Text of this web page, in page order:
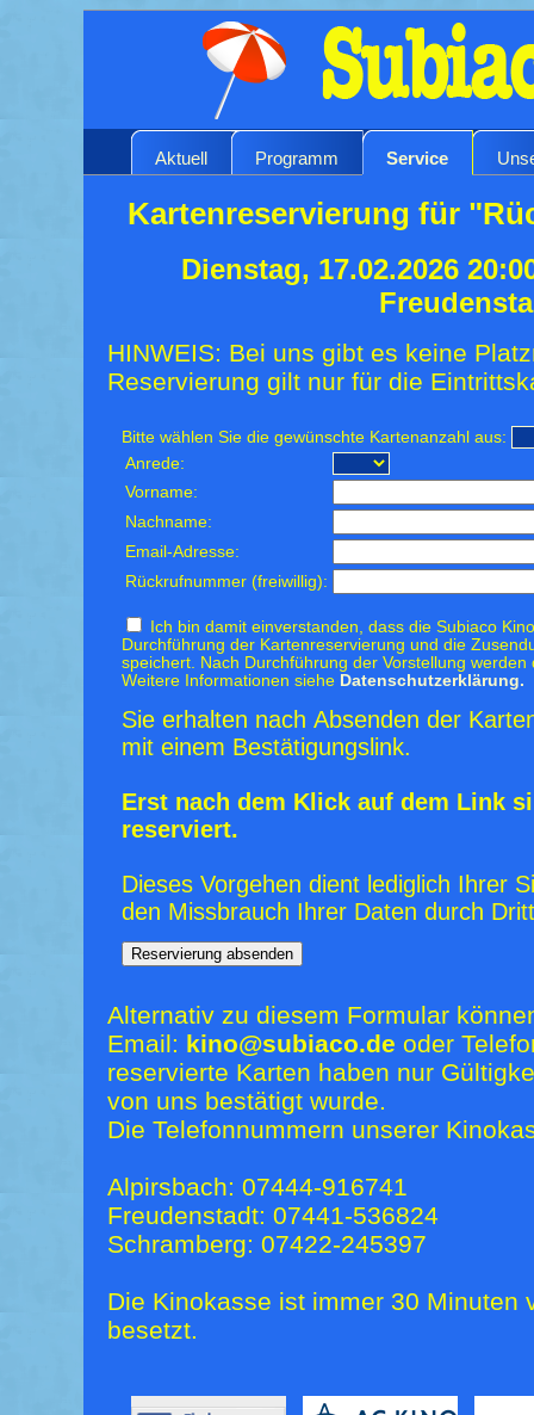
Aktuell Programm Service
Kartenreservierung für
Dienstag, 17.02.2026
HINWEIS: Bei uns gibt es keine
Reservierung gilt nur für die
Bitte wählen Sie die gewünschte Kartenanzahl aus:
Anrede:
Vorname:
Nachname:
Email-Adresse:
Rückrufnummer (freiwillig):
Ich bin damit einverstanden, dass die Subiaco
Durchführung der Kartenreservierung und die
speichert. Nach Durchführung der Vorstellung
Weitere Informationen siehe Datenschutzerklärung.
Sie erhalten nach Absenden der
mit einem Bestätigungslink.
Erst nach dem Klick auf dem Link
reserviert.
Dieses Vorgehen dient lediglich Ihrer
den Missbrauch Ihrer Daten durch
Alternativ zu diesem Formular
Email: kino@subiaco.de oder
reservierte Karten haben nur
von uns bestätigt wurde.
Die Telefonnummern unserer
Alpirsbach: 07444-916741
Freudenstadt: 07441-536824
Schramberg: 07422-245397
Die Kinokasse ist immer 30 Minuten
besetzt.